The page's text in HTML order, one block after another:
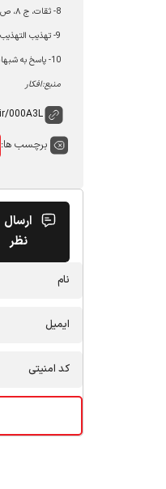
8- ثقات، ج ۸، ص ۴۵۶ .
9- تهذيب التهذيب، ج ۷، ص ۳۳۹ .
10- پاسخ به شبهات در شبهاى پيشاور، ص ۶۲.
منبع:افکار
برچسب ها:
ارسال
نظر